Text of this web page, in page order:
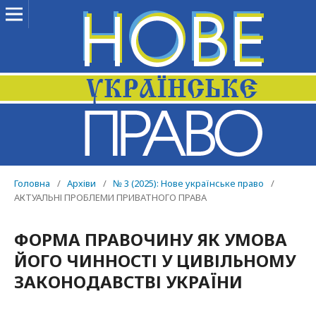
Головна / Архіви / № 3 (2025): Нове українське право
/
АКТУАЛЬНІ ПРОБЛЕМИ ПРИВАТНОГО ПРАВА
ФОРМА ПРАВОЧИНУ ЯК УМОВА
ЙОГО ЧИННОСТІ У ЦИВІЛЬНОМУ
ЗАКОНОДАВСТВІ УКРАЇНИ